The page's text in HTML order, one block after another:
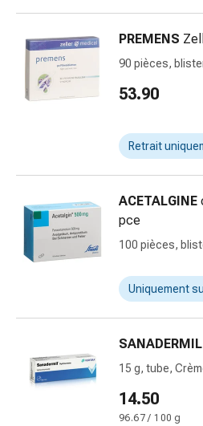
pour
yeux
Inflammation
pour
Hygiène
yeux
Cœur
Circulation
Thérapie
cardiaque
de
contention
Troubles
PREMENS
90 pièces,
53.90
Retrait
ACETALGINE
pce
100 pièces,
Uniquement
SANADERMIL
15 g, tube,
14.50
96.67 / 100 g